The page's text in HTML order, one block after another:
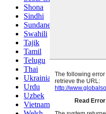
Shona
Sindhi
Sundanese
Swahili
Tajik
Tamil
Telugu
Thai
Ukrainian
Urdu
Uzbek
Vietnamese